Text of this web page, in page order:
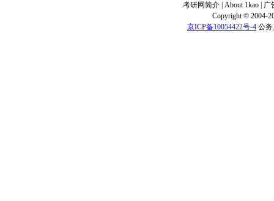
考研网简介 About 1kao
广
Copyright © 2004-
京ICP备10054422号-4 公